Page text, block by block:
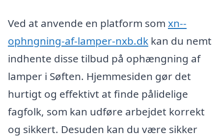
Ved at anvende en platform som xn--
ophngning-af-lamper-nxb.dk kan du nemt
indhente disse tilbud på ophængning af
lamper i Søften. Hjemmesiden gør det
hurtigt og effektivt at finde pålidelige
fagfolk, som kan udføre arbejdet korrekt
og sikkert. Desuden kan du være sikker